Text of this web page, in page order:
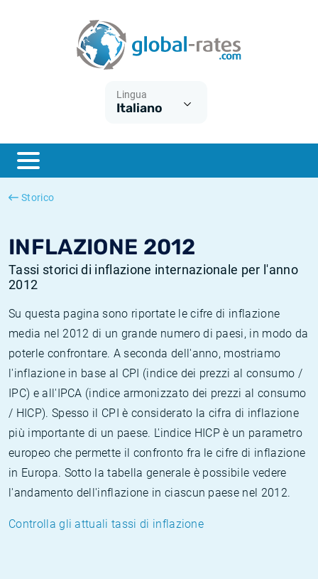
Lingua
Italiano
Storico
INFLAZIONE 2012
Tassi storici di inflazione internazionale per l'anno
2012
Su questa pagina sono riportate le cifre di inflazione
media nel 2012 di un grande numero di paesi, in modo da
poterle confrontare. A seconda dell'anno, mostriamo
l'inflazione in base al CPI (indice dei prezzi al consumo /
IPC) e all'IPCA (indice armonizzato dei prezzi al consumo
/ HICP). Spesso il CPI è considerato la cifra di inflazione
più importante di un paese. L'indice HICP è un parametro
europeo che permette il confronto fra le cifre di inflazione
in Europa. Sotto la tabella generale è possibile vedere
l'andamento dell'inflazione in ciascun paese nel 2012.
Controlla gli attuali tassi di inflazione
ESTER
SONIA
Cos'è l'inflazione CPI?
Cos'è l'inflazione HICP?
Inflazione Italia
Inflazione Stati Uniti
Tassi storici Euribor
Tassi storici di SONIA
Tassi storici di TONAR
Calcolatore dell’inflazione